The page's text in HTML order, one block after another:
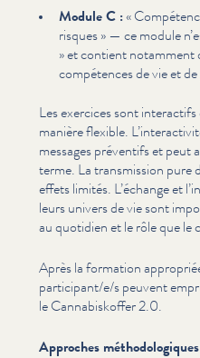
Module C :«
risques » — ce module
» et contient notamment
compétences de vie et
Les exercices sont
manière flexible.
messages préventifs et peut
terme. La trans­mis­sion pure
effets limités. L’échange et
leurs univers de vie sont
au quotidien et le rôle que le
Après la formation
participant/​e/​s peuvent
le Cannabiskof­fer 2.0.
Approches